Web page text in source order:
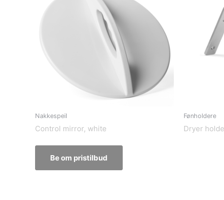
Nakkespeil
Control mirror, white
Be om pristilbud
Fønholdere
Dryer